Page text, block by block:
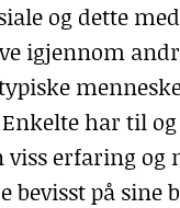
og dette
igjennom
har til
viss erfaring
på sine